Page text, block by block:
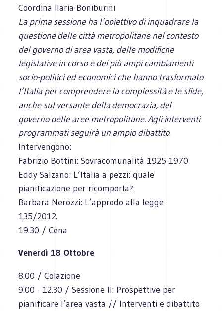
Coordina Ilaria Boniburini
La prima sessione ha l’obiettivo di inquadrare la
questione delle città metropolitane nel contesto
del governo di area vasta, delle modifiche
legislative in corso e dei più ampi cambiamenti
socio-politici ed economici che hanno trasformato
l’Italia per comprendere la complessità e le sfide,
anche sul versante della democrazia, del
governo delle aree metropolitane. Agli interventi
programmati seguirà un ampio dibattito.
Intervengono:
Fabrizio Bottini: Sovracomunalità 1925-1970
Eddy Salzano: L’Italia a pezzi: quale
pianificazione per ricomporla?
Barbara Nerozzi: L’approdo alla legge
135/2012.
19.30 / Cena
Venerdì 18 Ottobre
8.00 / Colazione
9.00 - 12.30 / Sessione II: Prospettive per
pianificare l’area vasta // Interventi e dibattito